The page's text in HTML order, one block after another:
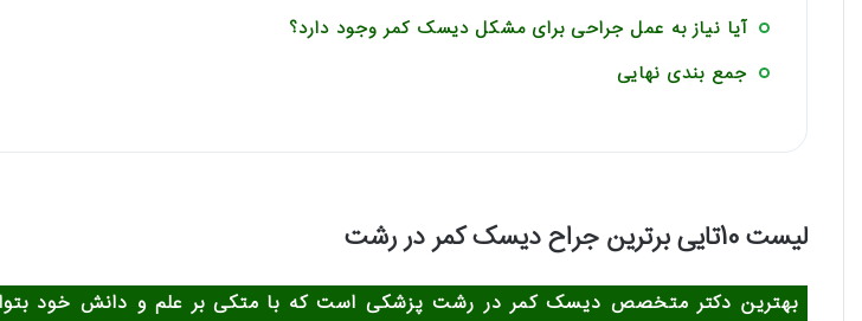
آیا نیاز به عمل جراحی برای مشکل دیسک کمر وجود دارد؟
جمع بندی نهایی
لیست 10تایی برترین جراح دیسک کمر در رشت
بهترین دکتر متخصص دیسک کمر در رشت پزشکی است که با متکی بر علم و دانش خود